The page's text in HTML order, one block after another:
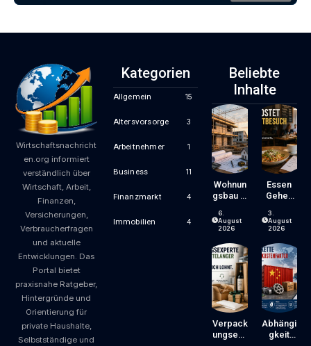
Wirtschaftsnachricht
en.org informiert
verständlich über
Wirtschaft, Arbeit,
Finanzen,
Versicherungen,
Verbraucherfragen
und aktuelle
Entwicklungen. Das
Portal bietet
praxisnahe Ratgeber,
Hintergründe und
Orientierung für
private Haushalte,
Selbstständige und
Kategorien
Allgemein 15
Altersvorsorge 3
Arbeitnehmer 1
Business 11
Finanzmarkt 4
Immobilien 4
Beliebte
Inhalte
Wohnun
Gsbau In
Krise:
Worauf
En Und
Käufer
Bei
Kosten,
Finanzie
Rung
Zeitplan
Achten
6.
August
2026
Essen
Gehen
Zum
Luxus?
Gastron
Omiepre
Ise
Entsteh
En Und
Worauf
Gäste
Achten
Können
3.
August
2026
Verpack
Ungsexp
Abhängi
Gkeit